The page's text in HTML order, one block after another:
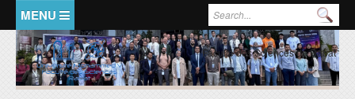
Formulaire de recherche
Faculté des Sciences de Rabat
ACCUEIL PRESENTATION
Doyen